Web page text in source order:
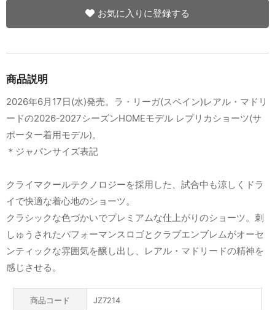
お気に入りに登録する
商品説明
2026年6月17日(水)発売。ラ・リーガ(スペイン)レアル・マドリ
ードの2026-2027シーズンHOMEモデル レプリカショーツ(サ
ポーター着用モデル)。
＊ジャパンサイズ表記
クライマクールテクノロジーを採用した、試合中も涼しくドラ
イで快適な着心地のショーツ。
クラシックな色づかいでプレミアムな仕上がりのショーツ。刺
しゅうされたパフォーマンスロゴとクラブエンブレムがオーセ
ンティックな雰囲気を醸し出し、レアル・マドリードの精神を
感じさせる。
商品コード JZ7214